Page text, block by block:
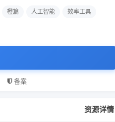
橙篇 人工智能 效率工具
备案
资源详情